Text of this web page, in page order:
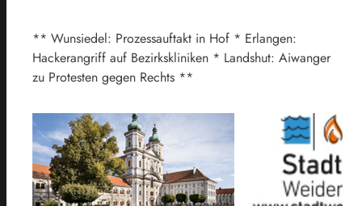
** Wunsiedel: Prozessauftakt in Hof * Erlangen:
Hackerangriff auf Bezirkskliniken * Landshut: Aiwanger
zu Protesten gegen Rechts **